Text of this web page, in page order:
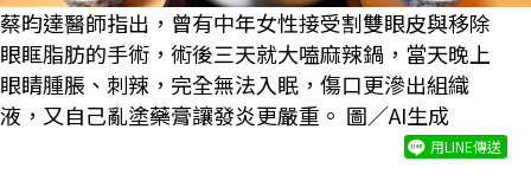
蔡昀達醫師指出，曾有中年女性接受割雙眼皮與移除
眼眶脂肪的手術，術後三天就大嗑麻辣鍋，當天晚上
眼睛腫脹、刺辣，完全無法入眠，傷口更滲出組織
液，又自己亂塗藥膏讓發炎更嚴重。 圖／AI生成
用LINE傳送